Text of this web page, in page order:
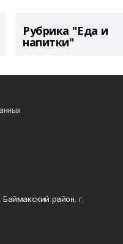
Рубрика "Еда и
напитки"
район, г.